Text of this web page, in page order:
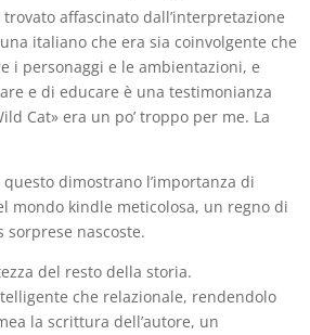
affascinato dall’interpretazione
italiano che era sia coinvolgente che
i personaggi e le ambientazioni, e
e di educare è una testimonianza
Cat» era un po’ troppo per me. La
dimostrano l’importanza di
mondo kindle meticolosa, un regno di
nascoste.
del resto della storia.
che relazionale, rendendolo
la scrittura dell’autore, un